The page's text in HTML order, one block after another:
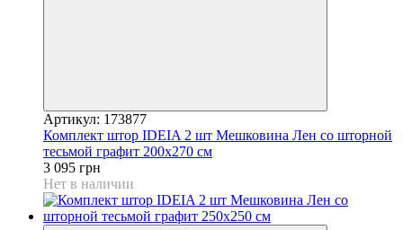
Артикул: 173877
Комплект штор IDEIA 2 шт Мешковина Лен со шторной
тесьмой графит 200х270 см
3 095 грн
Нет в наличии